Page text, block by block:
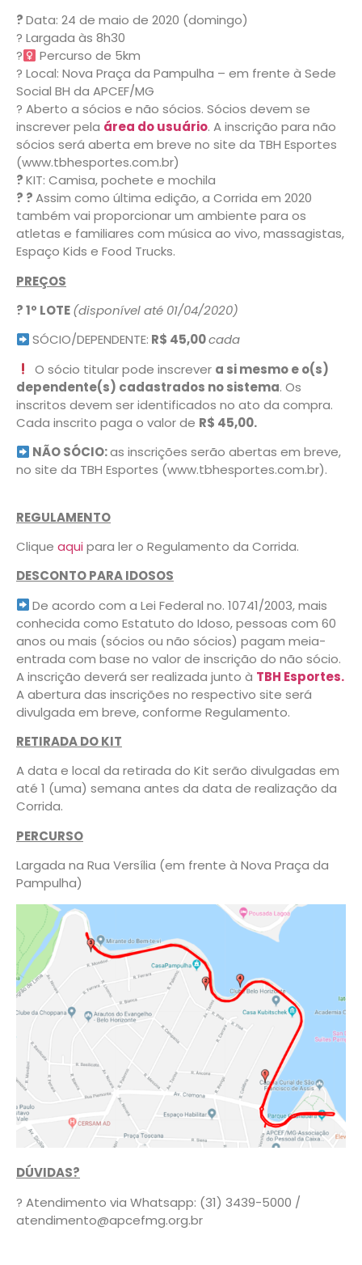
?Data: 24 de maio de 2020 (domingo)
? Largada às 8h30
?‍
Percurso de 5km
?️ Local: Nova Praça da Pampulha – em frente à Sede
Social BH da APCEF/MG
? Aberto a sócios e não sócios. Sócios devem se
inscrever pela área do usuário. A inscrição para não
sócios será aberta em breve no site da TBH Esportes
(www.tbhesportes.com.br)
?KIT: Camisa, pochete e mochila
? ?Assim como última edição, a Corrida em 2020
também vai proporcionar um ambiente para os
atletas e familiares com música ao vivo, massagistas,
Espaço Kids e Food Trucks.
PREÇOS
? 1º LOTE(disponível até 01/04/2020)
SÓCIO/DEPENDENTE: R$ 45,00cada
O sócio titular pode inscrever a si mesmo e o(s)
dependente(s) cadastrados no sistema. Os
inscritos devem ser identificados no ato da compra.
Cada inscrito paga o valor de R$ 45,00.
NÃO SÓCIO:as inscrições serão abertas em breve,
no site da TBH Esportes (www.tbhesportes.com.br).
REGULAMENTO
Clique aqui para ler o Regulamento da Corrida.
DESCONTO PARA IDOSOS
De acordo com a Lei Federal no. 10741/2003, mais
conhecida como Estatuto do Idoso, pessoas com 60
anos ou mais (sócios ou não sócios) pagam meia-
entrada com base no valor de inscrição do não sócio.
A inscrição deverá ser realizada junto à TBH Esportes.
A abertura das inscrições no respectivo site será
divulgada em breve, conforme Regulamento.
RETIRADA DO KIT
A data e local da retirada do Kit serão divulgadas em
até 1 (uma) semana antes da data de realização da
Corrida.
PERCURSO
Largada na Rua Versília (em frente à Nova Praça da
Pampulha)
DÚVIDAS?
? Atendimento via Whatsapp: (31) 3439-5000 /
atendimento@apcefmg.org.br